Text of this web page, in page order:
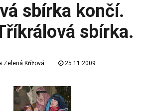
sbírka končí.
sbírka.
Zelená Křížová 25.11.2009